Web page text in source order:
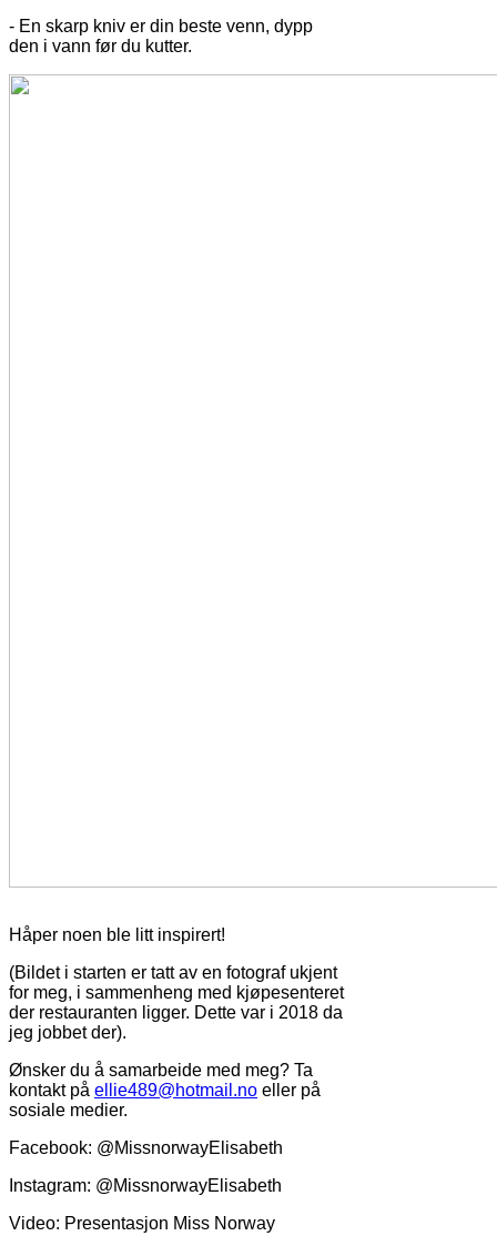
- En skarp kniv er din beste venn, dypp
den i vann før du kutter.
Håper noen ble litt inspirert!
(Bildet i starten er tatt av en fotograf ukjent
for meg, i sammenheng med kjøpesenteret
der restauranten ligger. Dette var i 2018 da
jeg jobbet der).
Ønsker du å samarbeide med meg? Ta
kontakt på ellie489@hotmail.no eller på
sosiale medier.
Facebook: @MissnorwayElisabeth
Instagram: @MissnorwayElisabeth
Video: Presentasjon Miss Norway